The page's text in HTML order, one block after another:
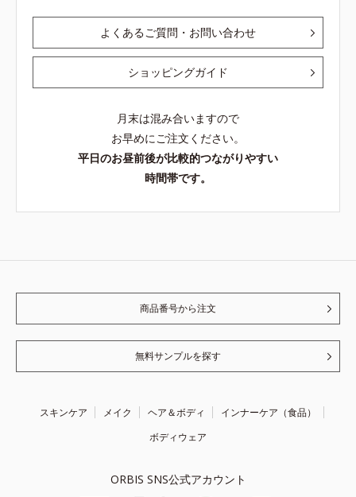
よくあるご質問・お問い合わせ
ショッピングガイド
月末は混み合いますので
お早めにご注文ください。
平日のお昼前後が比較的つながりやすい
時間帯です。
商品番号から注文
無料サンプルを探す
スキンケア メイク ヘア＆ボディ
インナーケア（食品）
ボディウェア
ORBIS SNS公式アカウント